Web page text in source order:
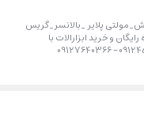
پلایر _بالانسر_گریس
و خرید ابزارالات با